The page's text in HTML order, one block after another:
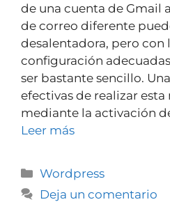
de una cuenta de Gmail
de correo diferente
desalentadora, pero con
configuración
ser bastante sencillo.
efectivas de realizar
mediante la activación
Leer más
Wordpress
Deja un comentario